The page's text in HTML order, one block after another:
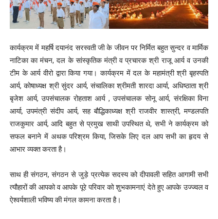
कार्यक्रम में महर्षि दयानंद सरस्वती जी के जीवन पर निर्मित बहुत सुन्दर व मार्मिक
नाटिका का मंचन, दल के सांस्कृतिक मंत्री व प्रचारक श्री राजू आर्य व उनकी
टीम के आर्य वीरो द्वारा किया गया। कार्यक्रम में दल के महामंत्री श्री बृहस्पति
आर्य, कोषाध्यक्ष श्री सुंदर आर्य, संचालिका श्रीमती शारदा आर्या, अधिष्ठाता श्री
बृजेश आर्य, उपसंचालक रोहताश आर्य , उपसंचालक सोनू आर्य, संरक्षिका विना
आर्या, उपमंत्री संदीप आर्य, सह बौद्धिकाध्यक्ष श्री राजवीर शास्त्री, मण्डलपति
राजकुमार आर्य, आदि बहुत से प्रमुख साथी उपस्थित थे, सभी ने कार्यक्रम को
सफल बनाने में अथक परिश्रम किया, जिसके लिए दल आप सभी का हृदय से
आभार व्यक्त करता है।
साथ ही संगठन, संगठन से जुड़े प्रत्येक सदस्य को दीपावली सहित आगामी सभी
त्यौहारों की आपको व आपके पूरे परिवार को शुभकामनाएं देते हुए आपके उज्ज्वल व
ऐश्वर्यशाली भविष्य की मंगल कामना करता है।